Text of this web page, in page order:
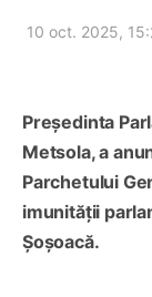
10 oct. 2025,
Președinta
Metsola, a
Parchetului
imunității
Șoșoacă.